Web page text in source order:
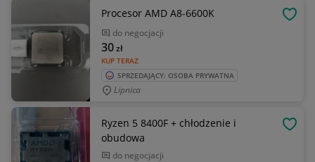
Procesor AMD A8-6600K
do negocjacji
KUP TERAZ
30zł
SPRZEDAJĄCY: OSOBA PRYWATNA
Lipnica
Ryzen 5 8400F + chłodzenie i
obudowa
do negocjacji